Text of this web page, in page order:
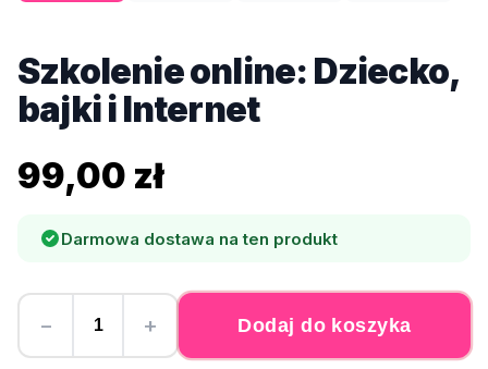
Szkolenie online: Dziecko,
bajki i Internet
99,00 zł
Darmowa dostawa na ten produkt
− + Dodaj do koszyka